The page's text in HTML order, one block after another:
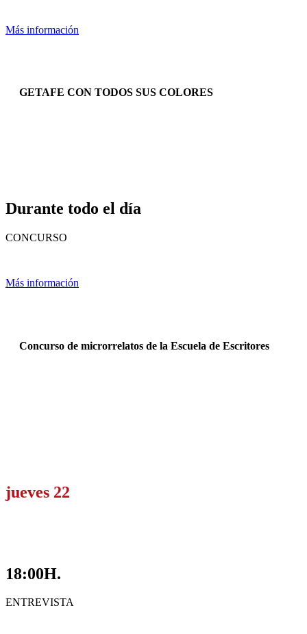
Más información
GETAFE CON TODOS SUS COLORES
Durante todo el día
CONCURSO
Más información
Concurso de microrrelatos de la Escuela de Escritores
jueves 22
18:00H.
ENTREVISTA